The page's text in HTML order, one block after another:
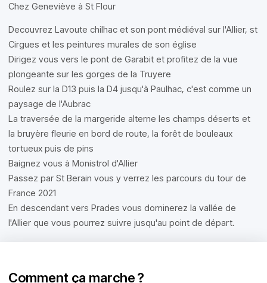
Chez Geneviève à St Flour
Decouvrez Lavoute chilhac et son pont médiéval sur l'Allier, st
Cirgues et les peintures murales de son église
Dirigez vous vers le pont de Garabit et profitez de la vue
plongeante sur les gorges de la Truyere
Roulez sur la D13 puis la D4 jusqu'à Paulhac, c'est comme un
paysage de l'Aubrac
La traversée de la margeride alterne les champs déserts et
la bruyère fleurie en bord de route, la forêt de bouleaux
tortueux puis de pins
Baignez vous à Monistrol d'Allier
Passez par St Berain vous y verrez les parcours du tour de
France 2021
En descendant vers Prades vous dominerez la vallée de
l'Allier que vous pourrez suivre jusqu'au point de départ.
Comment ça marche ?